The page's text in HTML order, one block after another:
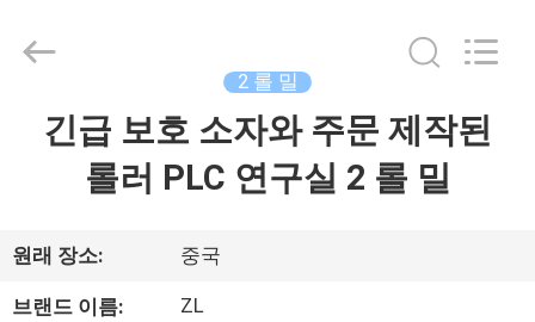
품
Dongguan
Zhongli
2 롤 밀
긴급 보호 소자와 주문 제작된
롤러 PLC 연구실 2 롤 밀
원래 장소: 중국
브랜드 이름: ZL